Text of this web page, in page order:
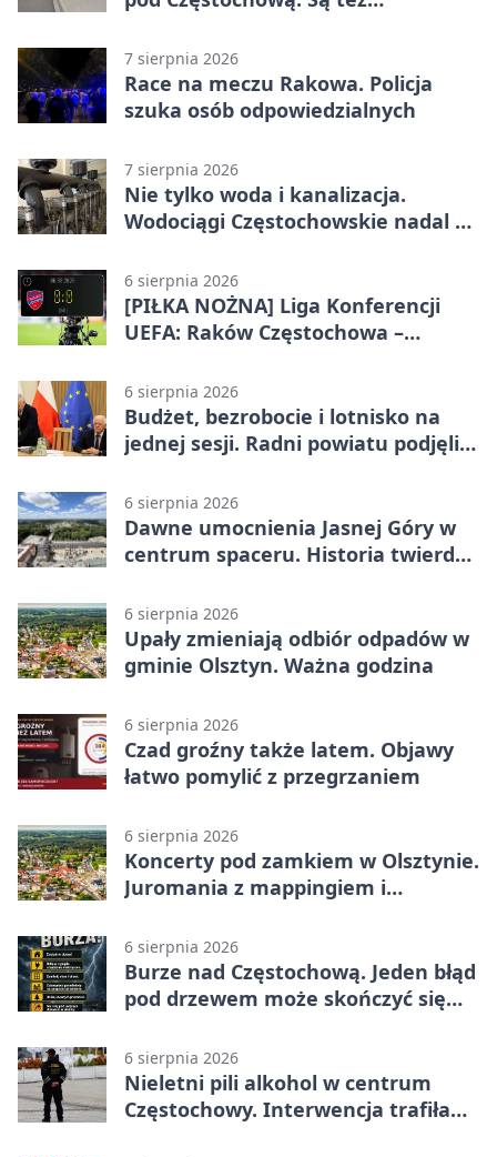
7 sierpnia 2026
Race na meczu Rakowa. Policja
szuka osób odpowiedzialnych
7 sierpnia 2026
Nie tylko woda i kanalizacja.
Wodociągi Częstochowskie nadal w
6 sierpnia 2026
[PIŁKA NOŻNA] Liga Konferencji
UEFA: Raków Częstochowa –
meczu III rundy eliminacji
6 sierpnia 2026
Budżet, bezrobocie i lotnisko na
jednej sesji. Radni powiatu podjęli
6 sierpnia 2026
Dawne umocnienia Jasnej Góry w
centrum spaceru. Historia twierdzy
6 sierpnia 2026
Upały zmieniają odbiór odpadów w
gminie Olsztyn. Ważna godzina
6 sierpnia 2026
Czad groźny także latem. Objawy
łatwo pomylić z przegrzaniem
6 sierpnia 2026
Koncerty pod zamkiem w Olsztynie.
Juromania z mappingiem i
6 sierpnia 2026
Burze nad Częstochową. Jeden błąd
pod drzewem może skończyć się
6 sierpnia 2026
Nieletni pili alkohol w centrum
Częstochowy. Interwencja trafiła